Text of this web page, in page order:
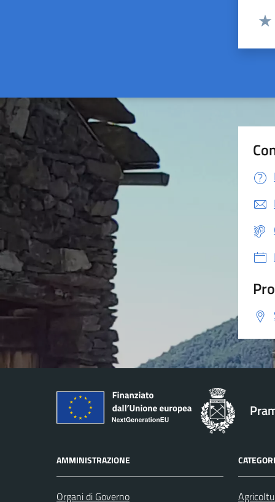
AMMINISTRAZIONE
Organi di Governo